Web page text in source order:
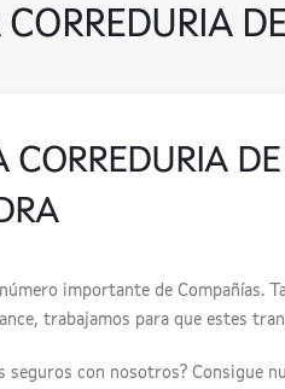
CORREDURIA DE
importante de Compañías.
trabajamos para que estes
seguros con nosotros? Consigue